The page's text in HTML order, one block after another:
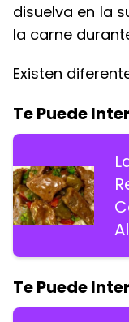
disuelva en la
la carne
Existen
Te Puede
Te Puede